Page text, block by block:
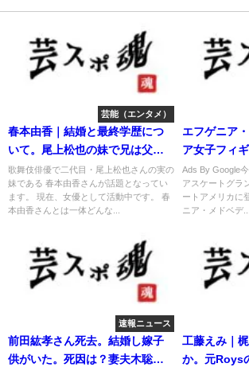
芸能（エンタメ）
春本由香｜結婚と最終学歴につ
いて。尾上松也の妹で兄は父親
的存在。
歌舞伎俳優で二代目・尾上松也さんの実の
妹である 春本由香さんが話題となってい
ます。 現在、女優として活動中です。 春
本由香さんとは一体どんな...
エフゲニア
ア女子フィ
Ads By Google
アスケートグラ
ートアメリカに
ニア・メドベデ...
速報ニュース
前田紘孝さん死去。結婚し嫁子
供がいた。死因は？妻夫木聡と
工藤えみ｜
か。元Roys